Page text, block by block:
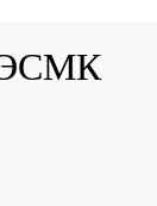
ЭСМК